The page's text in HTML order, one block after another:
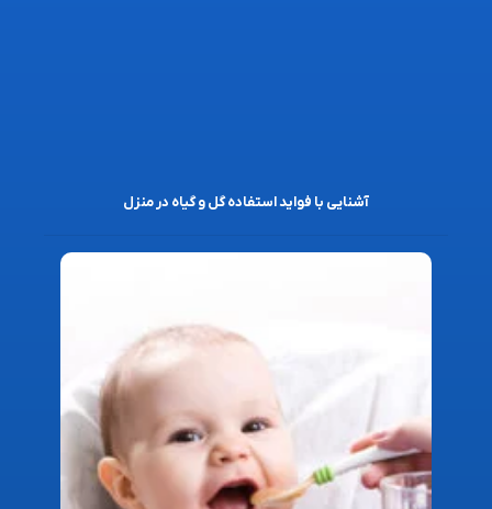
آشنایی با فواید استفاده گل و گیاه در منزل